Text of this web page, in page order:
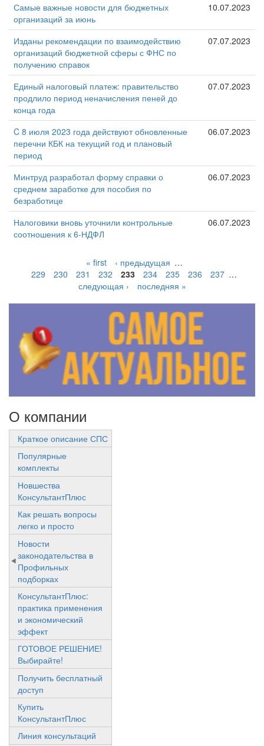
Самые важные новости для бюджетных
организаций за июнь
10.07.2023
Изданы рекомендации по взаимодействию
организаций бюджетной сферы с ФНС по
получению справок
07.07.2023
Единый налоговый платеж: правительство
продлило период неначисления пеней до
конца года
07.07.2023
C 8 июля 2023 года действуют обновленные
перечни КБК на текущий год и плановый
период
06.07.2023
Минтруд разработал форму справки о
среднем заработке для пособия по
безработице
06.07.2023
Налоговики вновь уточнили контрольные
соотношения к 6-НДФЛ
06.07.2023
« first ‹ предыдущая …
229
230 231 232 233 234 235 236 237 …
следующая ›
последняя »
О компании
Краткое описание СПС
Популярные
комплекты
Новшества
КонсультантПлюс
Как решать вопросы
легко и просто
Новости
законодательства в
Профильных
подборках
КонсультантПлюс:
практика применения
и экономический
эффект
ГОТОВОЕ РЕШЕНИЕ!
Выбирайте!
Получить бесплатный
доступ
Купить
КонсультантПлюс
Линия консультаций